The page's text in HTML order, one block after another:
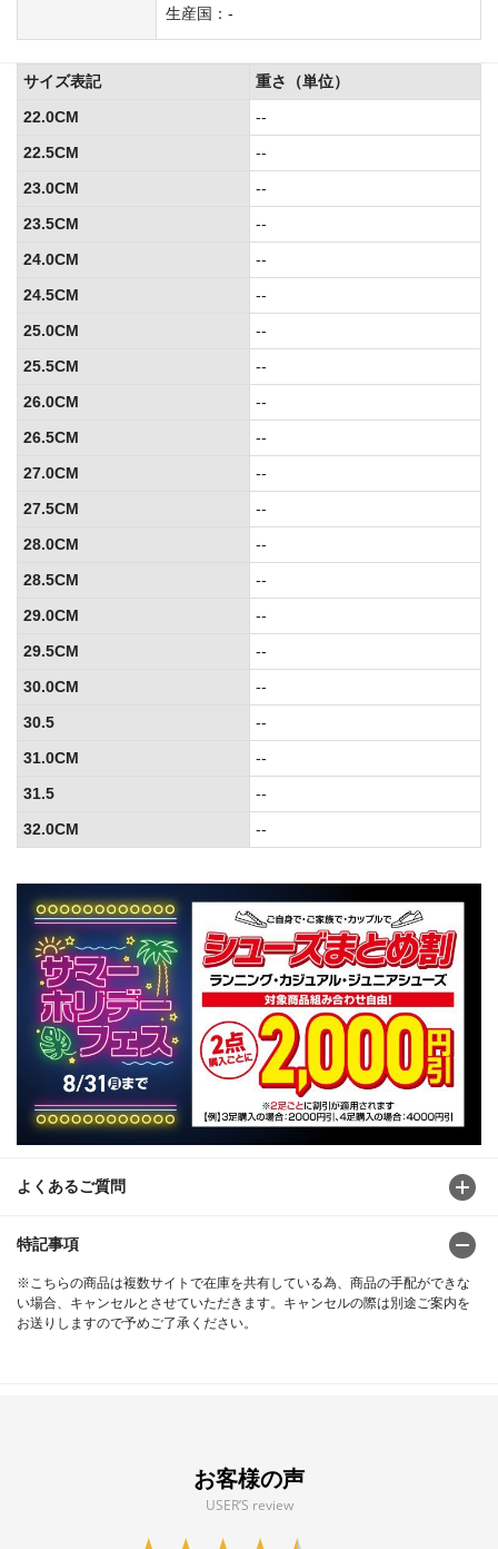
生産国：-
よくあるご質問
特記事項
※こちらの商品は複数サイトで在庫を共有している為、商品の手配ができな
い場合、キャンセルとさせていただきます。キャンセルの際は別途ご案内を
お送りしますので予めご了承ください。
サイズ表記
重さ（単位）
22.0CM
--
22.5CM
--
23.0CM
--
23.5CM
--
24.0CM
--
24.5CM
--
25.0CM
--
25.5CM
--
26.0CM
--
26.5CM
--
27.0CM
--
27.5CM
--
28.0CM
--
28.5CM
--
29.0CM
--
29.5CM
--
30.0CM
--
30.5
--
31.0CM
--
31.5
--
32.0CM
--
お客様の声
USER’S review